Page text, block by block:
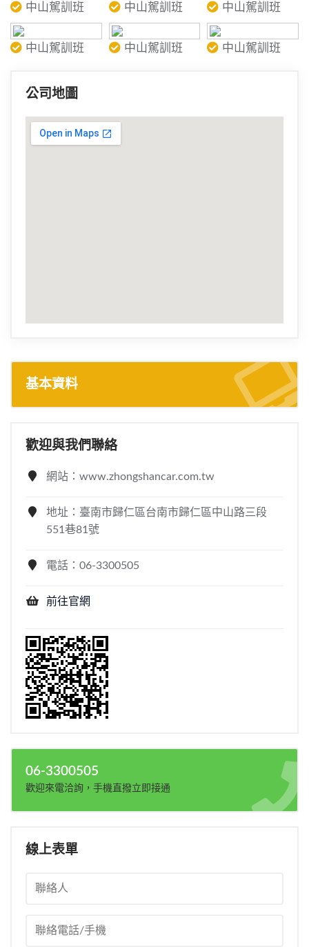
中山駕訓班 中山駕訓班 中山駕訓班
中山駕訓班 中山駕訓班 中山駕訓班
公司地圖
基本資料
歡迎與我們聯絡
網站：www.zhongshancar.com.tw
地址：臺南市歸仁區台南市歸仁區中山路三段
551巷81號
電話：06-3300505
前往官網
06-3300505
歡迎來電洽詢，手機直撥立即接通
線上表單